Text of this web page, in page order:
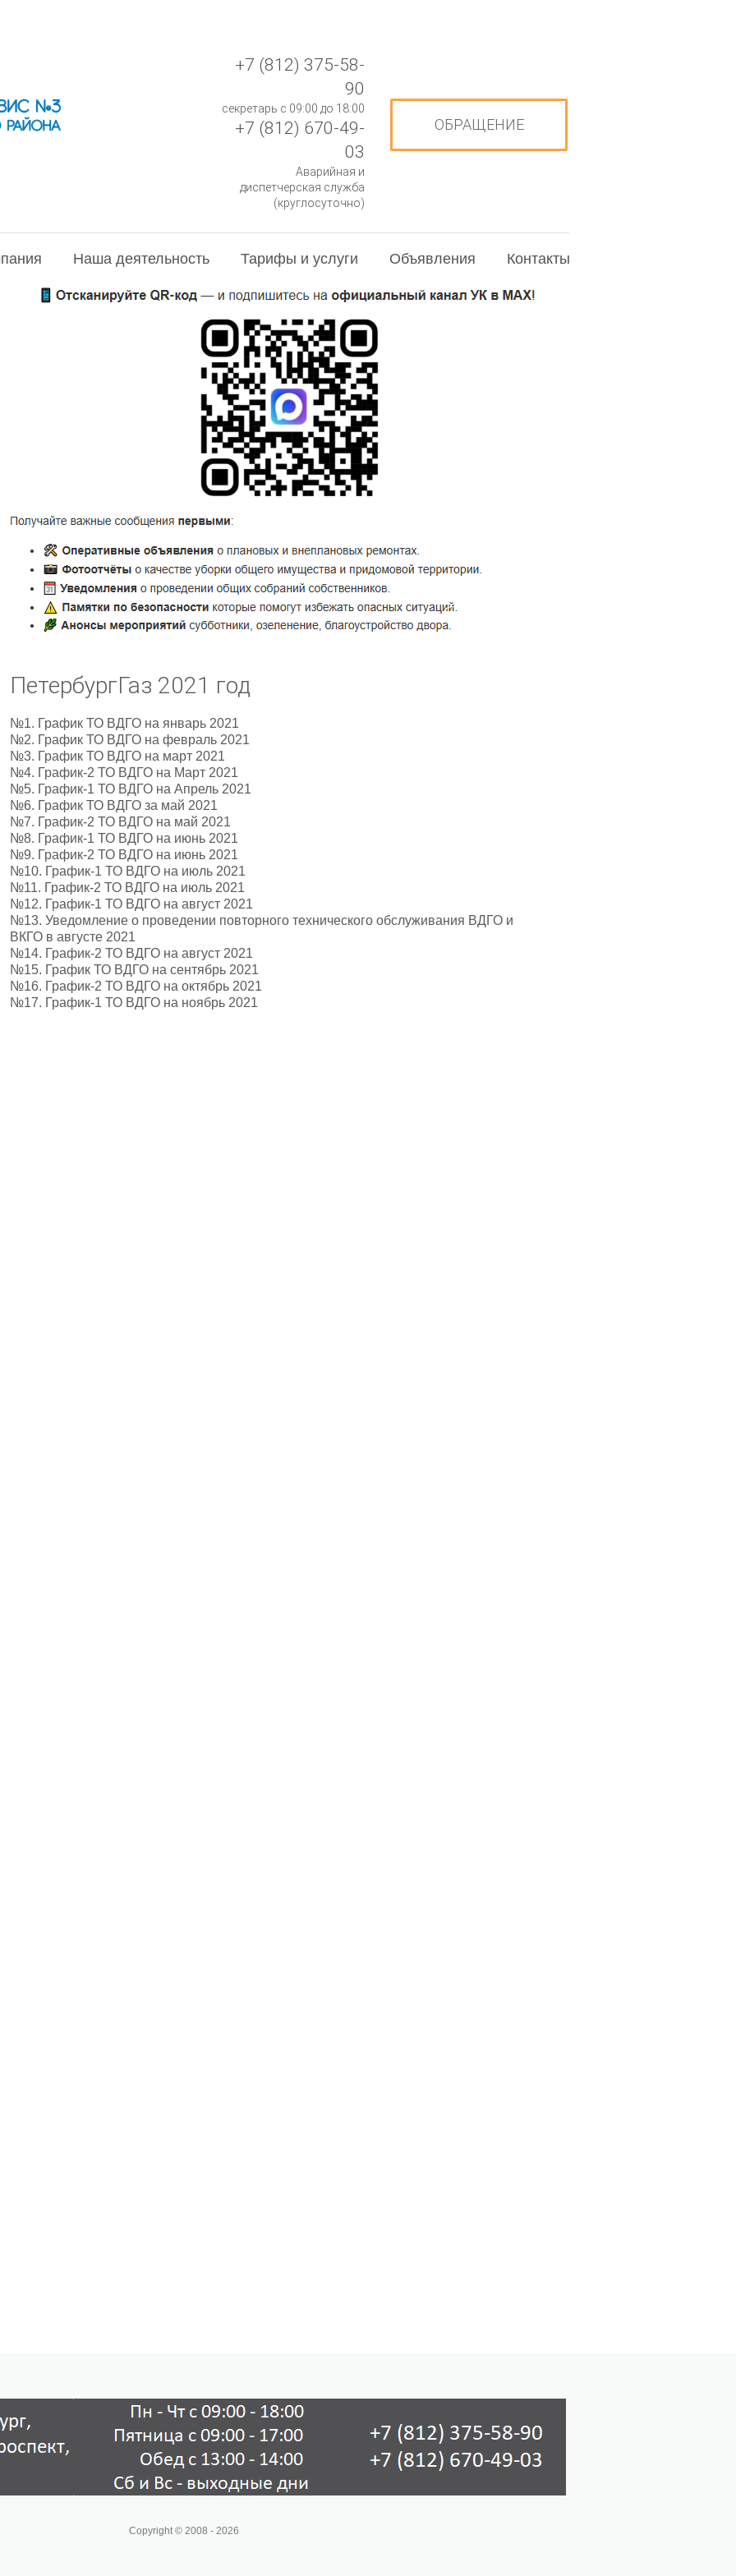
+7 (812) 375-58-
90
секретарь с 09:00 до 18:00
+7 (812) 670-49-
03
Аварийная и
диспетчерская служба
(круглосуточно)
ОБРАЩЕНИЕ
Наша деятельность Тарифы и услуги Объявления Контакты
ПетербургГаз 2021 год
№1. График ТО ВДГО на январь 2021
№2. График ТО ВДГО на февраль 2021
№3. График ТО ВДГО на март 2021
№4. График-2 ТО ВДГО на Март 2021
№5. График-1 ТО ВДГО на Апрель 2021
№6. График ТО ВДГО за май 2021
№7. График-2 ТО ВДГО на май 2021
№8. График-1 ТО ВДГО на июнь 2021
№9. График-2 ТО ВДГО на июнь 2021
№10. График-1 ТО ВДГО на июль 2021
№11. График-2 ТО ВДГО на июль 2021
№12. График-1 ТО ВДГО на август 2021
№13. Уведомление о проведении повторного технического обслуживания ВДГО и
ВКГО в августе 2021
№14. График-2 ТО ВДГО на август 2021
№15. График ТО ВДГО на сентябрь 2021
№16. График-2 ТО ВДГО на октябрь 2021
№17. График-1 ТО ВДГО на ноябрь 2021
Copyright © 2008 - 2026